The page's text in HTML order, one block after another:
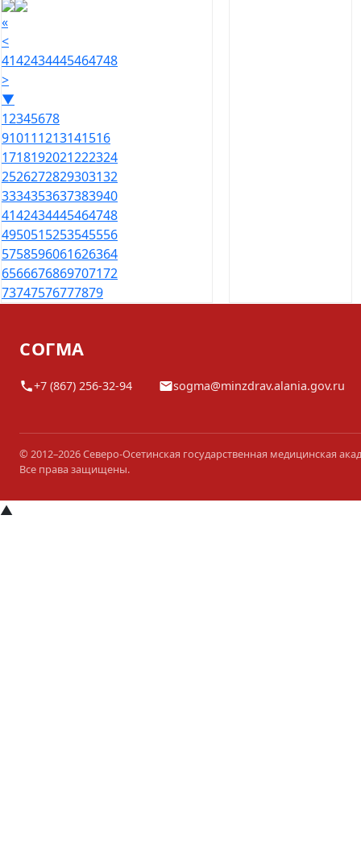
«
<
4142434445464748
>
▼
12345678
910111213141516
1718192021222324
2526272829303132
3334353637383940
4142434445464748
4950515253545556
5758596061626364
6566676869707172
73747576777879
СОГМА
+7 (867) 256-32-94 sogma@minzdrav.alania.gov.ru
© 2012–2026 Северо-Осетинская государственная медицинская
Все права защищены.
▲